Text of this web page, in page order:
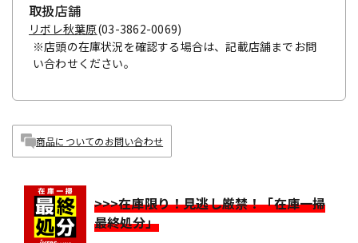
取扱店舗
リボレ秋葉原(03-3862-0069)
※店頭の在庫状況を確認する場合は、記載店舗までお問
い合わせください。
商品についてのお問い合わせ
>>>在庫限り！見逃し厳禁！「在庫一掃
最終処分」